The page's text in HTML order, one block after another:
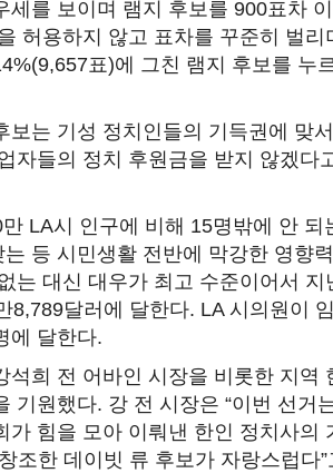
세를 보이며 램지 후보를 900표차
허용하지 않고 표차를 꾸준히 벌
표)에 그친 램지 후보를 누
보는 기성 정치인들의 기득권에 맞서
자들의 정치 후원금을 받지 않겠다
LA시 인구에 비해 15명밖에 안 되
등 시민생활 전반에 막강한 영향
는 대신 대우가 최고 수준이어서 지
8,789달러에 달한다. LA 시의원이
에 달한다.
석희 전 어바인 시장을 비롯한 지역
기원했다. 강 전 시장은 “이번 선거
가 힘을 모아 이뤄낸 한인 정치사의
조한 데이빗 류 후보가 자랑스럽다